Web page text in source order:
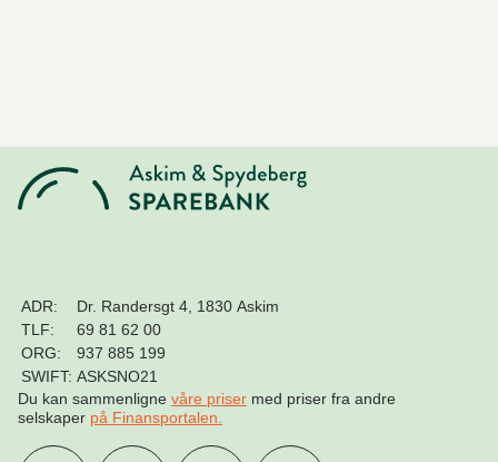
ADR:
Dr. Randersgt 4, 1830 Askim
TLF:
69 81 62 00
ORG:
937 885 199
SWIFT: ASKSNO21
Du kan sammenligne våre priser med priser fra andre
selskaper på Finansportalen